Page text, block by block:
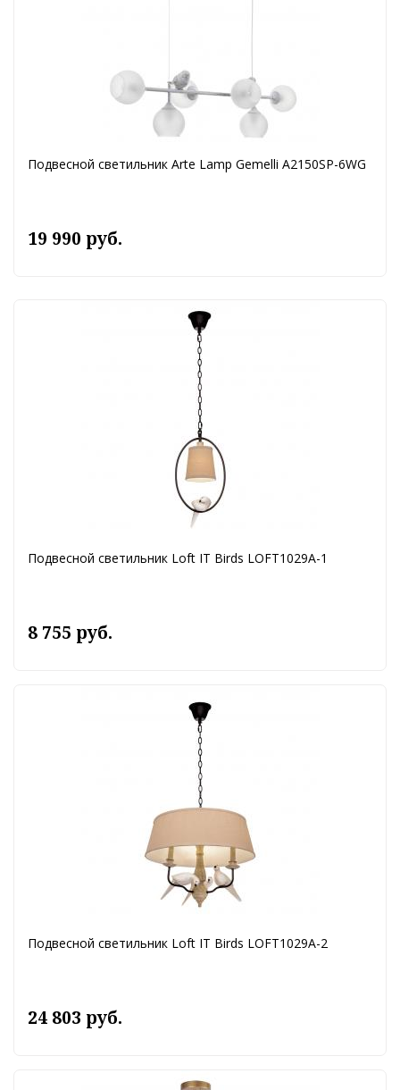
Подвесной светильник Arte Lamp Gemelli A2150SP-6WG
19 990 руб.
Подвесной светильник Loft IT Birds LOFT1029A-1
8 755 руб.
Подвесной светильник Loft IT Birds LOFT1029A-2
24 803 руб.